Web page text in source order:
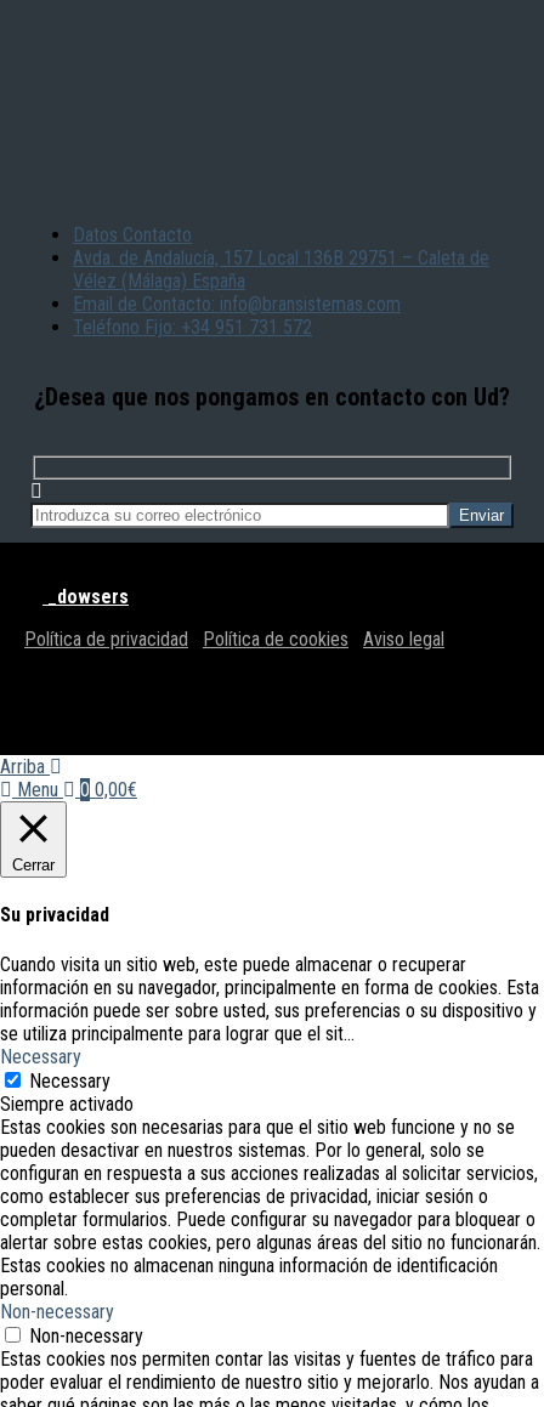
Datos Contacto
Avda. de Andalucía, 157 Local 136B 29751 – Caleta de
Vélez (Málaga) España
Email de Contacto: info@bransistemas.com
Teléfono Fijo: +34 951 731 572
¿Desea que nos pongamos en contacto con Ud?
_dowsers
Política de privacidad
Política de cookies Aviso legal
Arriba
Menu
0 0,00€
Cerrar
Su privacidad
Cuando visita un sitio web, este puede almacenar o recuperar
información en su navegador, principalmente en forma de cookies. Esta
información puede ser sobre usted, sus preferencias o su dispositivo y
se utiliza principalmente para lograr que el sit...
Necessary
Necessary
Siempre activado
Estas cookies son necesarias para que el sitio web funcione y no se
pueden desactivar en nuestros sistemas. Por lo general, solo se
configuran en respuesta a sus acciones realizadas al solicitar servicios,
como establecer sus preferencias de privacidad, iniciar sesión o
completar formularios. Puede configurar su navegador para bloquear o
alertar sobre estas cookies, pero algunas áreas del sitio no funcionarán.
Estas cookies no almacenan ninguna información de identificación
personal.
Non-necessary
Non-necessary
Estas cookies nos permiten contar las visitas y fuentes de tráfico para
poder evaluar el rendimiento de nuestro sitio y mejorarlo. Nos ayudan a